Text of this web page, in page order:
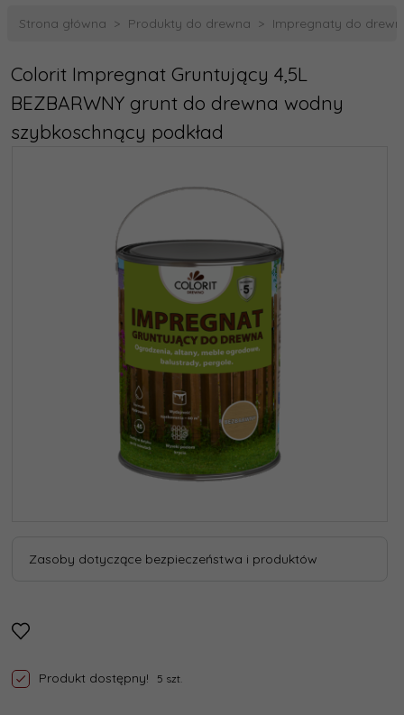
Strona główna Produkty do drewna Impregnaty do
Colorit Impregnat Gruntujący 4,5L
BEZBARWNY grunt do drewna wodny
szybkoschnący podkład
Zasoby dotyczące bezpieczeństwa i produktów
Produkt dostępny! 5 szt.